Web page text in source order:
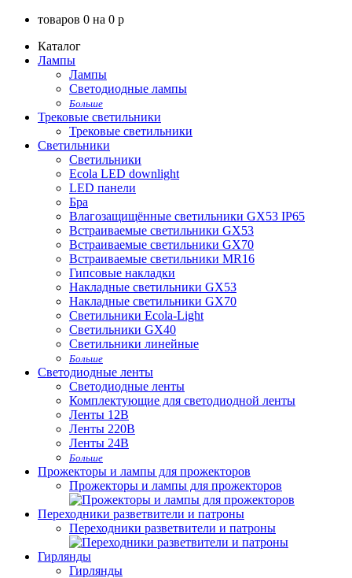
товаров 0 на 0 p
Каталог
Лампы
Лампы
Светодиодные лампы
Больше
Трековые светильники
Трековые светильники
Светильники
Светильники
Ecola LED downlight
LED панели
Бра
Влагозащищённые светильники GX53 IP65
Встраиваемые светильники GX53
Встраиваемые светильники GX70
Встраиваемые светильники MR16
Гипсовые накладки
Накладные светильники GX53
Накладные светильники GX70
Светильники Ecola-Light
Светильники GX40
Светильники линейные
Больше
Светодиодные ленты
Светодиодные ленты
Комплектующие для светодиодной ленты
Ленты 12В
Ленты 220В
Ленты 24В
Больше
Прожекторы и лампы для прожекторов
Прожекторы и лампы для прожекторов
Переходники разветвители и патроны
Переходники разветвители и патроны
Гирлянды
Гирлянды